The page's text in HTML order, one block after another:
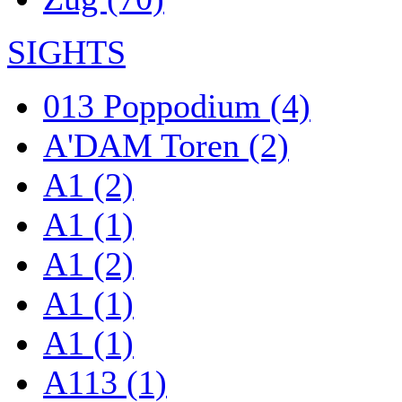
SIGHTS
013 Poppodium (4)
A'DAM Toren (2)
A1 (2)
A1 (1)
A1 (2)
A1 (1)
A1 (1)
A113 (1)